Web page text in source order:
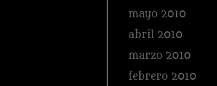
mayo 2010
abril 2010
marzo 2010
febrero 2010